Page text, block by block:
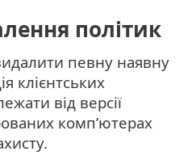
політик
певну наявну
клієнтських
від версії
комп’ютерах